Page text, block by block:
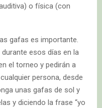
o física (con
gafas es importante.
esos días en la
el torneo y pedirán a
persona, desde
unas gafas de sol y
y diciendo la frase “yo